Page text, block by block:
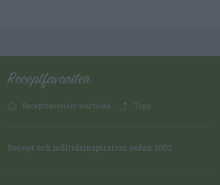
Receptfavoriter startsida Topp
Recept och måltidsinspiration sedan 2003.